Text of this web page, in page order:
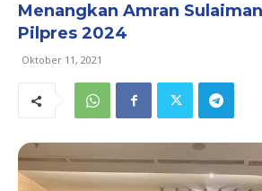
Menangkan Amran
Pilpres 2024
Oktober 11, 2021